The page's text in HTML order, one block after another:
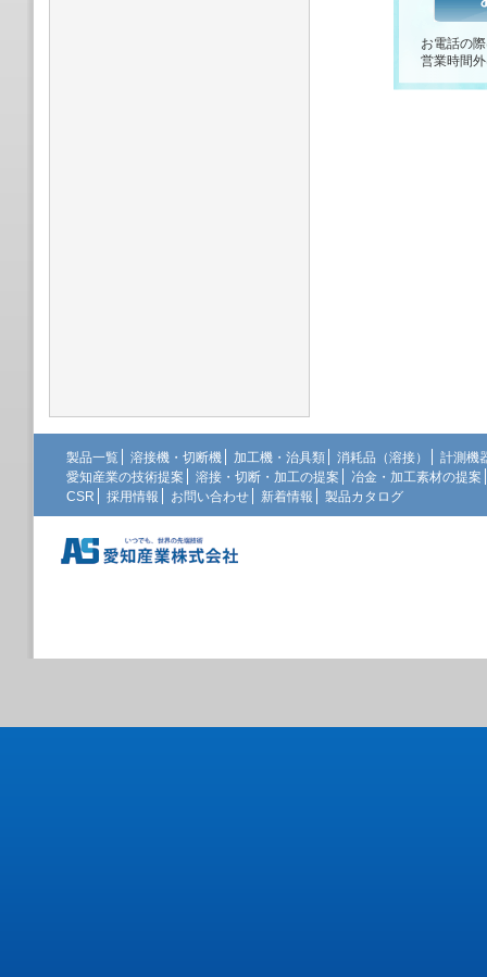
お電話の
営業時間
製品一覧 溶接機・切断機 加工機・治具類 消耗品（溶接）
計測機
愛知産業の技術提案
溶接・切断・加工の提案
冶金・加工素材の提案
CSR
採用情報 お問い合わせ 新着情報 製品カタログ